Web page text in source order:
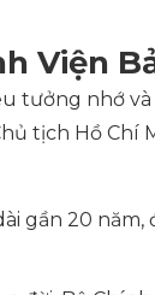
Viện
tưởng nhớ
tịch Hồ Chí
gần 20